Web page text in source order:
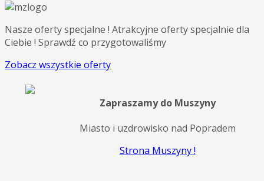
Nasze oferty specjalne ! Atrakcyjne oferty specjalnie dla
Ciebie ! Sprawdź co przygotowaliśmy
Zobacz wszystkie oferty
Zapraszamy do Muszyny
Miasto i uzdrowisko nad Popradem
Strona Muszyny !